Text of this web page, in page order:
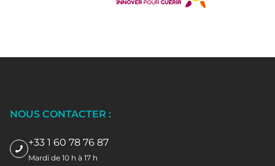
NOUS CONTACTER :
+33 1 60 78 76 87
Mardi de 10 h à 17 h